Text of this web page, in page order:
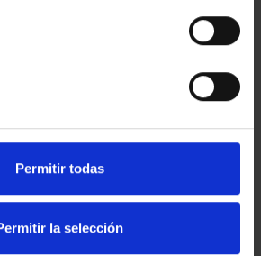
Permitir todas
la selección
250TH USA - LUIS DE
€140.00